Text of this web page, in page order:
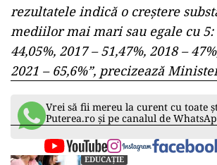
rezultatele indică o creştere
mediilor mai mari sau egale cu 5:
44,05%, 2017 – 51,47%, 2018 –
2021 – 65,6%”, precizează
Vrei să fii mereu la curent cu toate
Puterea.ro și pe canalul de
EDUCAȚIE